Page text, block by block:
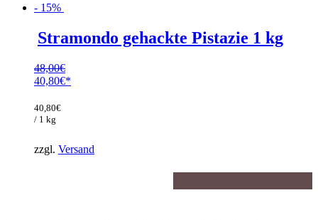
- 15%
Stramondo gehackte Pistazie 1 kg
48,00€
Ursprünglicher
war:
48,00€
40,80€
Preis
ist:
40,80€
/ 1 kg
zzgl. Versand